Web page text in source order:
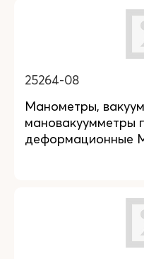
25264-08
Манометры,
мановакуумметры
деформационные